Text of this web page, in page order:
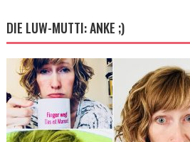
DIE LUW-MUTTI: ANKE ;)